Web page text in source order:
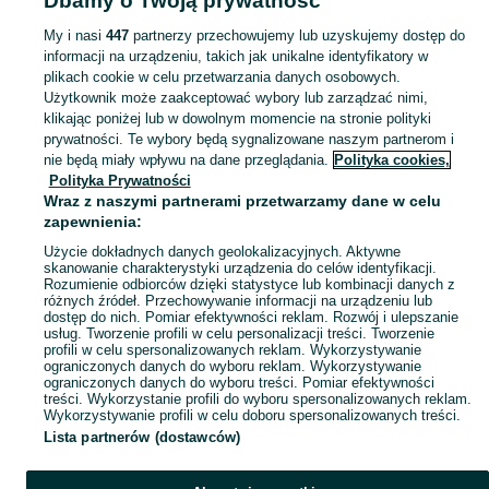
Zobacz Więcej
Aktualne ogłoszenia w całej Polsce: ekogroszek ogien ▶️ sprawdź oferty w kategorii Opał i kupuj taniej na OLX.pl!
Mapa kategorii
Mapa miejscowości
Mapa ministron
Popularne wyszukiwania
My i nasi 447partnerzy przechowujemy lub uzyskujemy dostęp do
informacji na urządzeniu, takich jak unikalne identyfikatory w
plikach cookie w celu przetwarzania danych osobowych.
Użytkownik może zaakceptować wybory lub zarządzać nimi,
klikając poniżej lub w dowolnym momencie na stronie polityki
prywatności. Te wybory będą sygnalizowane naszym partnerom i
nie będą miały wpływu na dane przeglądania. Polityka cookies,
Polityka Prywatności
Wraz z naszymi partnerami przetwarzamy dane w celu
zapewnienia:
Użycie dokładnych danych geolokalizacyjnych. Aktywne
skanowanie charakterystyki urządzenia do celów identyfikacji.
Rozumienie odbiorców dzięki statystyce lub kombinacji danych z
różnych źródeł. Przechowywanie informacji na urządzeniu lub
dostęp do nich. Pomiar efektywności reklam. Rozwój i ulepszanie
usług. Tworzenie profili w celu personalizacji treści. Tworzenie
profili w celu spersonalizowanych reklam. Wykorzystywanie
ograniczonych danych do wyboru reklam. Wykorzystywanie
ograniczonych danych do wyboru treści. Pomiar efektywności
treści. Wykorzystanie profili do wyboru spersonalizowanych reklam.
Wykorzystywanie profili w celu doboru spersonalizowanych treści.
Lista partnerów (dostawców)